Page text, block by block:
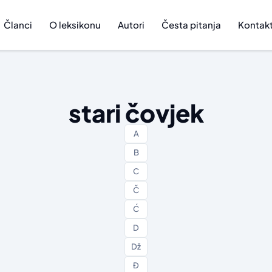
Članci O leksikonu Autori Česta pitanja
stari čovjek
A
B
C
Č
Ć
D
Dž
Đ